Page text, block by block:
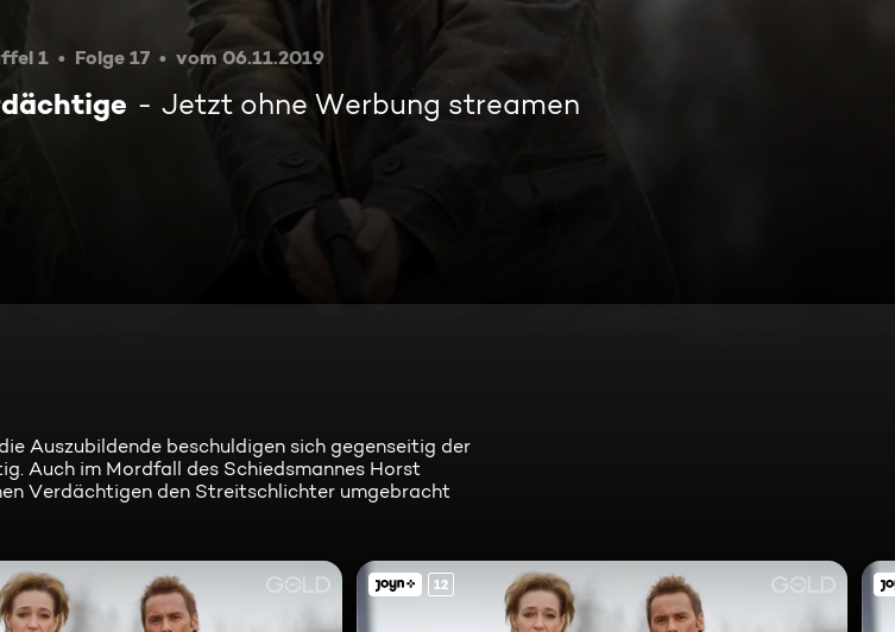
1 Folge 17 vom 06.11.2019
Jetzt ohne Werbung streamen
Auszubildende beschuldigen sich gegenseitig der
Auch im Mordfall des Schiedsmannes Horst
Verdächtigen den Streitschlichter umgebracht
12